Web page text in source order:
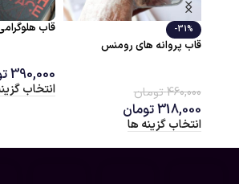
قاب طلقی شفاف اسپیس
انتخاب گزینه ها
قاب طرحدار
270,000
انتخاب